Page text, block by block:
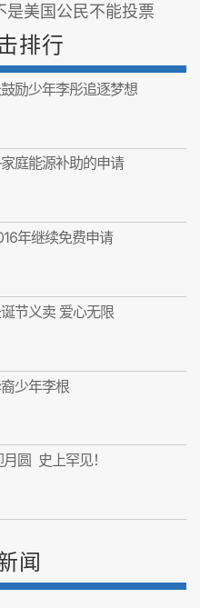
是美国公民不能投票
排行
励少年李彤追逐梦想
庭能源补助的申请
年继续免费申请
节义卖 爱心无限
少年李根
圆 史上罕见！
闻